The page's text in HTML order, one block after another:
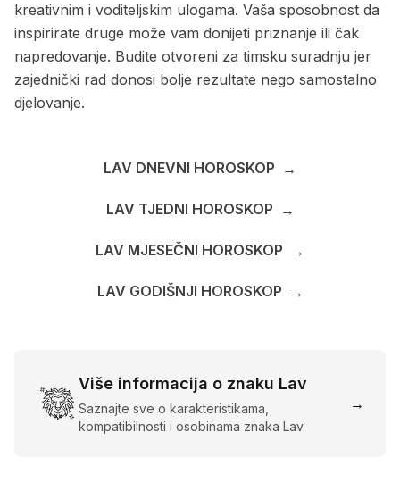
kreativnim i voditeljskim ulogama. Vaša sposobnost da
inspirirate druge može vam donijeti priznanje ili čak
napredovanje. Budite otvoreni za timsku suradnju jer
zajednički rad donosi bolje rezultate nego samostalno
djelovanje.
LAV DNEVNI HOROSKOP →
LAV TJEDNI HOROSKOP →
LAV MJESEČNI HOROSKOP →
LAV GODIŠNJI HOROSKOP →
Više informacija o znaku Lav
Saznajte sve o karakteristikama,
kompatibilnosti i osobinama znaka Lav
→